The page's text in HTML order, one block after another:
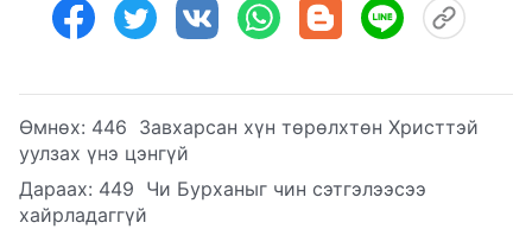
Өмнөх: 446 Завхарсан хүн төрөлхтөн Христтэй
уулзах үнэ цэнгүй
Дараах: 449 Чи Бурханыг чин сэтгэлээсээ
хайрладаггүй